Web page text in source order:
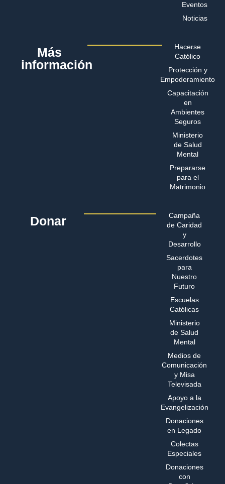
Eventos
Noticias
Más
información
Hacerse
Católico
Protección y
Empoderamiento
Capacitación
en
Ambientes
Seguros
Ministerio
de Salud
Mental
Prepararse
para el
Matrimonio
Donar
Campaña
de Caridad
y
Desarrollo
Sacerdotes
para
Nuestro
Futuro
Escuelas
Católicas
Ministerio
de Salud
Mental
Medios de
Comunicación
y Misa
Televisada
Apoyo a la
Evangelización
Donaciones
en Legado
Colectas
Especiales
Donaciones
con